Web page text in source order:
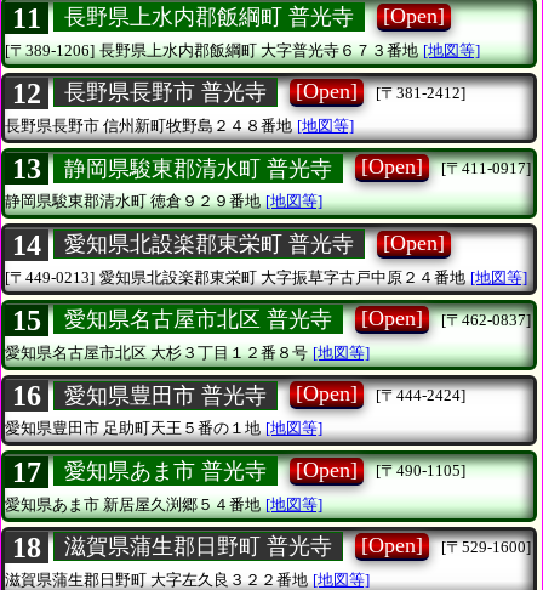
11 長野県上水内郡飯綱町 普光寺 [Open]
[〒389-1206] 長野県上水内郡飯綱町大字普光寺６７３番地 [地図等]
12 長野県長野市 普光寺 [Open]
[〒381-2412]
長野県長野市 信州新町牧野島２４８番地 [地図等]
13 静岡県駿東郡清水町 普光寺 [Open]
[〒411-0917]
静岡県駿東郡清水町徳倉９２９番地 [地図等]
14 愛知県北設楽郡東栄町 普光寺 [Open]
[〒449-0213] 愛知県北設楽郡東栄町 大字振草字古戸中原２４番地 [地図等]
15 愛知県名古屋市北区 普光寺 [Open]
[〒462-0837]
愛知県名古屋市北区大杉３丁目１２番８号 [地図等]
16 愛知県豊田市 普光寺 [Open]
[〒444-2424]
愛知県豊田市足助町天王５番の１地 [地図等]
17 愛知県あま市 普光寺 [Open]
[〒490-1105]
愛知県あま市新居屋久渕郷５４番地 [地図等]
18 滋賀県蒲生郡日野町 普光寺 [Open]
[〒529-1600]
滋賀県蒲生郡日野町 大字左久良３２２番地 [地図等]